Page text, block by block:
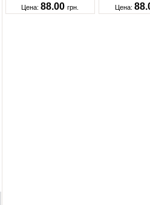
Цена:88.00грн. Цена: